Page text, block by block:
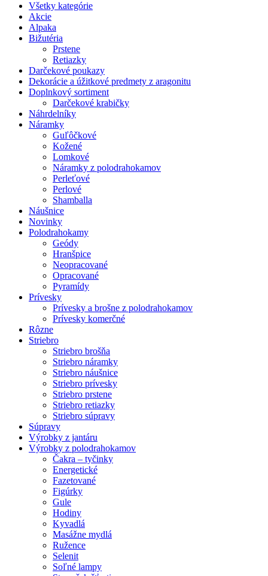
Všetky kategórie
Akcie
Alpaka
Bižutéria
Prstene
Retiazky
Darčekové poukazy
Dekorácie a úžitkové predmety z aragonitu
Doplnkový sortiment
Darčekové krabičky
Náhrdelníky
Náramky
Guľôčkové
Kožené
Lomkové
Náramky z polodrahokamov
Perleťové
Perlové
Shamballa
Náušnice
Novinky
Polodrahokamy
Geódy
Hranšpice
Neopracované
Opracované
Pyramídy
Prívesky
Prívesky a brošne z polodrahokamov
Prívesky komerčné
Rôzne
Striebro
Striebro brošňa
Striebro náramky
Striebro náušnice
Striebro prívesky
Striebro prstene
Striebro retiazky
Striebro súpravy
Súpravy
Výrobky z jantáru
Výrobky z polodrahokamov
Čakra – tyčinky
Energetické
Fazetované
Figúrky
Gule
Hodiny
Kyvadlá
Masážne mydlá
Ružence
Selenit
Soľné lampy